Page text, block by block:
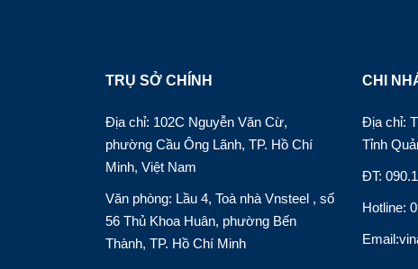
TRỤ SỞ CHÍNH
Địa chỉ: 102C Nguyễn Văn Cừ,
phường Cầu Ông Lãnh, TP. Hồ Chí
Minh, Việt Nam
Văn phòng: Lầu 4, Toà nhà Vnsteel , số
56 Thủ Khoa Huân, phường Bến
Thành, TP. Hồ Chí Minh
CHI
Địa chỉ:
Tỉnh
ĐT:
Hotline: